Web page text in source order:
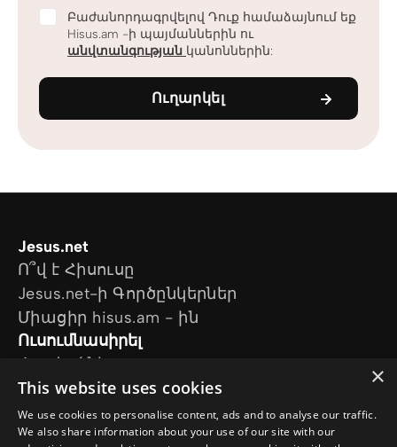
Բաժանորդագրվելով Դուք համաձայնում եք
Hisus.am -ի պայմաններին ու
անվտանգության կանոններին:
Ուղարկել
Jesus.net
Ո՞վ է Հիսուսը
Jesus.net-ի Գործընկերներ
Միացիր hisus.am - ին
Ուսումնասիրել
Հոդվածներ
Տեսանյութեր
Մեր նախագծերը
Ես հարց ունեմ
×
This website uses cookies
We use cookies to personalise content, ads and to analyse our traffic.
We also share information about your use of our site with our